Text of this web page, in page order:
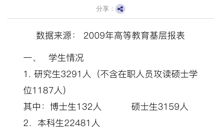
分享：
数据来源： 2009年高等教育基层报表
一、
学生情况
1. 研究生3291 人（不含在职人员攻读硕士学
位1187人）
其中：博士生132人 硕士生3159人
2．本科生22481 人